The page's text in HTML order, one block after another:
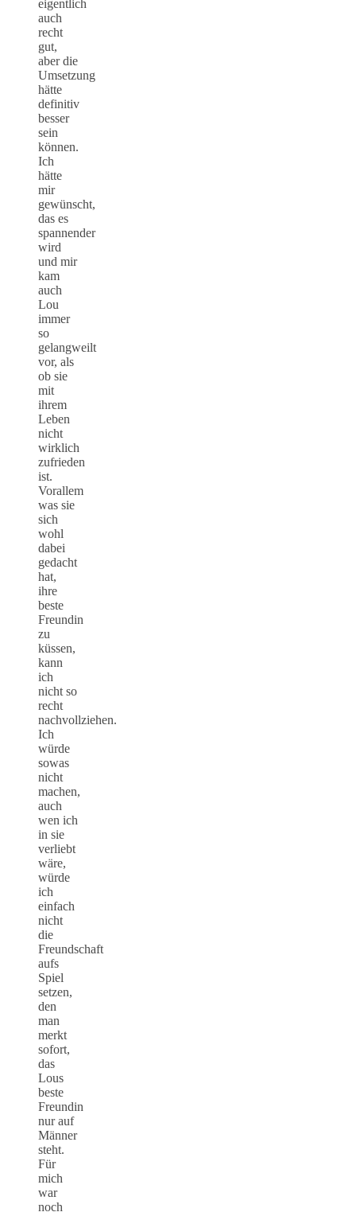
eigentlich
auch
recht
gut,
aber die
Umsetzung
hätte
definitiv
besser
sein
können.
Ich
hätte
mir
gewünscht,
das es
spannender
wird
und mir
kam
auch
Lou
immer
so
gelangweilt
vor, als
ob sie
mit
ihrem
Leben
nicht
wirklich
zufrieden
ist.
Vorallem
was sie
sich
wohl
dabei
gedacht
hat,
ihre
beste
Freundin
zu
küssen,
kann
ich
nicht so
recht
nachvollziehen.
Ich
würde
sowas
nicht
machen,
auch
wen ich
in sie
verliebt
wäre,
würde
ich
einfach
nicht
die
Freundschaft
aufs
Spiel
setzen,
den
man
merkt
sofort,
das
Lous
beste
Freundin
nur auf
Männer
steht.
Für
mich
war
noch